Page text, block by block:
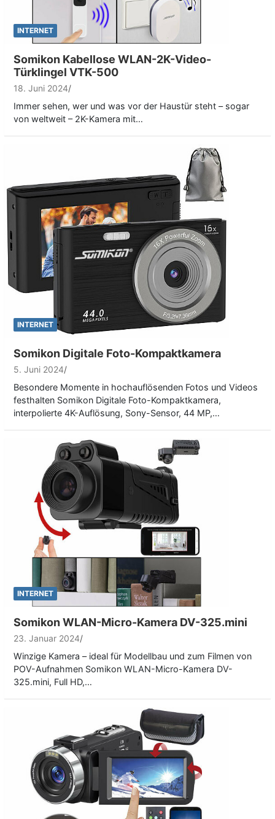
INTERNET
Somikon Kabellose WLAN-2K-Video-
Türklingel VTK-500
18. Juni 2024
Immer sehen, wer und was vor der Haustür steht – sogar
von weltweit – 2K-Kamera mit…
INTERNET
Somikon Digitale Foto-Kompaktkamera
5. Juni 2024
Besondere Momente in hochauflösenden Fotos und Videos
festhalten Somikon Digitale Foto-Kompaktkamera,
interpolierte 4K-Auflösung, Sony-Sensor, 44 MP,…
INTERNET
Somikon WLAN-Micro-Kamera DV-325.mini
23. Januar 2024
Winzige Kamera – ideal für Modellbau und zum Filmen von
POV-Aufnahmen Somikon WLAN-Micro-Kamera DV-
325.mini, Full HD,…